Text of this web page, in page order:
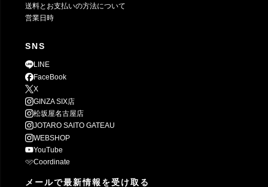
送料とお支払いの方法について
営業日時
SNS
LINE
FaceBook
X
GINZA SIX店
松坂屋名古屋店
JOTARO SAITO GATEAU
WEBSHOP
YouTube
Coordinate
メールで最新情報を受け取る